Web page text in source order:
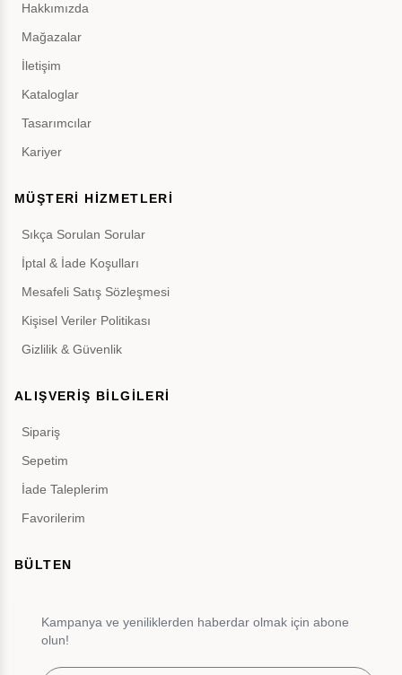
Hakkımızda
Mağazalar
İletişim
Kataloglar
Tasarımcılar
Kariyer
MÜŞTERİ HİZMETLERİ
Sıkça Sorulan Sorular
İptal & İade Koşulları
Mesafeli Satış Sözleşmesi
Kişisel Veriler Politikası
Gizlilik & Güvenlik
ALIŞVERİŞ BİLGİLERİ
Sipariş
Sepetim
İade Taleplerim
Favorilerim
BÜLTEN
Kampanya ve yeniliklerden haberdar olmak için abone
olun!